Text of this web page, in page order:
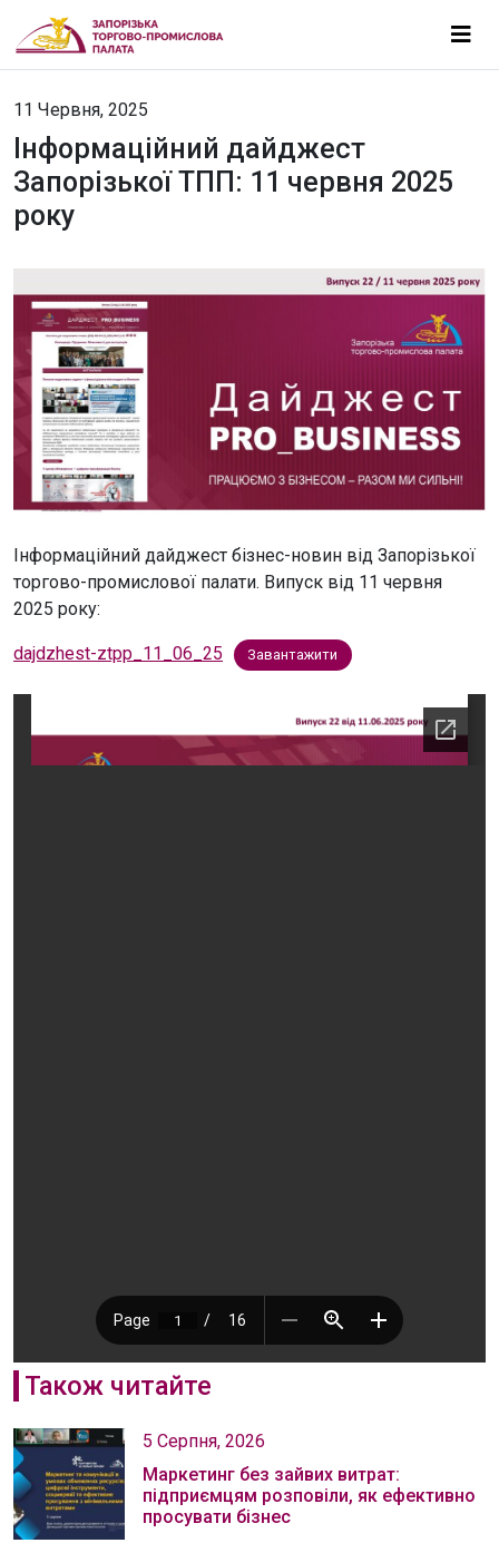
11 Червня, 2025
Інформаційний дайджест
Запорізької ТПП: 11 червня 2025
року
Інформаційний дайджест бізнес-новин від Запорізької
торгово-промислової палати. Випуск від 11 червня
2025 року:
dajdzhest-ztpp_11_06_25 Завантажити
Також читайте
5 Серпня, 2026
Маркетинг без зайвих витрат:
підприємцям розповіли, як ефективно
просувати бізнес